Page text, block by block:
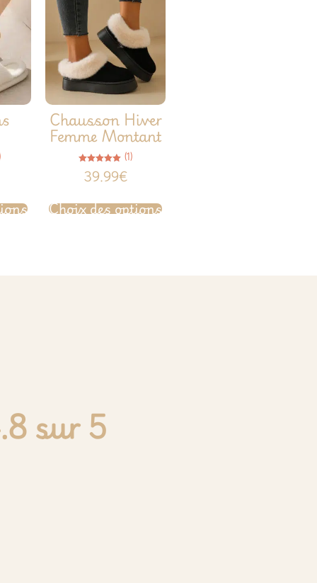
Chausson Hiver
Femme Montant
Note
5.00
sur 5
(1)
39.99€
Choix des options
sur 5